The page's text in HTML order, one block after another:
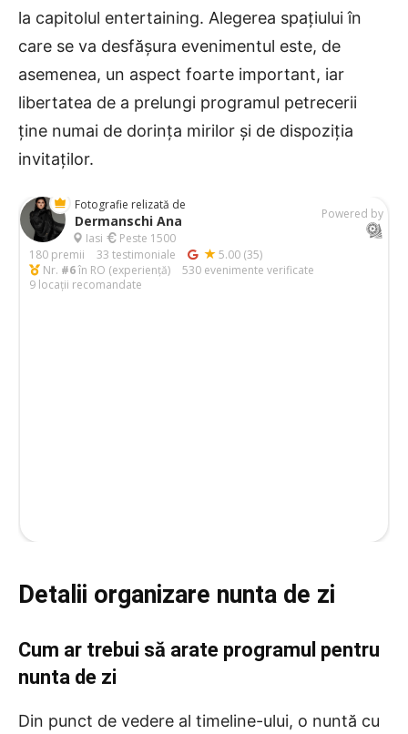
la capitolul entertaining. Alegerea spațiului în
care se va desfășura evenimentul este, de
asemenea, un aspect foarte important, iar
libertatea de a prelungi programul petrecerii
ține numai de dorința mirilor și de dispoziția
invitaților.
Detalii organizare nunta de zi
Cum ar trebui să arate programul pentru
nunta de zi
Din punct de vedere al timeline-ului, o nuntă cu